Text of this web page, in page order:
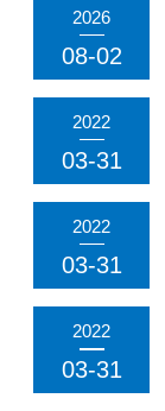
2026
08-02
2022
03-31
2022
03-31
2022
03-31